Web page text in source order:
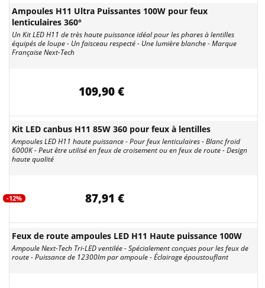
Ampoules H11 Ultra Puissantes 100W pour feux
lenticulaires 360°
Un Kit LED H11 de très haute puissance idéal pour les phares à lentilles
équipés de loupe - Un faisceau respecté - Une lumière blanche - Marque
Française Next-Tech
109,90 €
Kit LED canbus H11 85W 360 pour feux à lentilles
Ampoules LED H11 haute puissance - Pour feux lenticulaires - Blanc froid
6000K - Peut être utilisé en feux de croisement ou en feux de route - Design
haute qualité
-12% 87,91 €
Feux de route ampoules LED H11 Haute puissance 100W
Ampoule Next-Tech Tri-LED ventilée - Spécialement conçues pour les feux de
route - Puissance de 12300lm par ampoule - Éclairage époustouflant